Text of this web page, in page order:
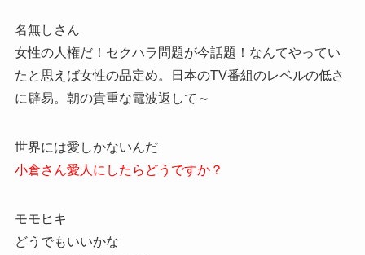
名無しさん
女性の人権だ！セクハラ問題が今話題！なんてやってい
たと思えば女性の品定め。日本のTV番組のレベルの低さ
に辟易。朝の貴重な電波返して～
世界には愛しかないんだ
小倉さん愛人にしたらどうですか？
モモヒキ
どうでもいいかな